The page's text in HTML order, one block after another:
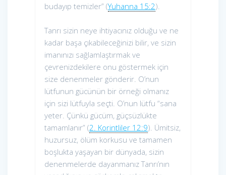
budayıp temizler” (Yuhanna 15:2).
Tanrı sizin neye ihtiyacınız olduğu ve ne
kadar başa çıkabileceğinizi bilir, ve sizin
imanınızı sağlamlaştırmak ve
çevrenizdekilere onu göstermek için
size denenmeler gönderir. O’nun
lütfunun gücünün bir örneği olmanız
için sizi lütfuyla seçti. O’nun lütfu “sana
yeter. Çünkü gücüm, güçsüzlükte
tamamlanır” (2. Korintliler 12:9). Ümitsiz,
huzursuz, ölüm korkusu ve tamamen
boşlukta yaşayan bir dünyada, sizin
denenmelerde dayanmanız Tanrı’nın